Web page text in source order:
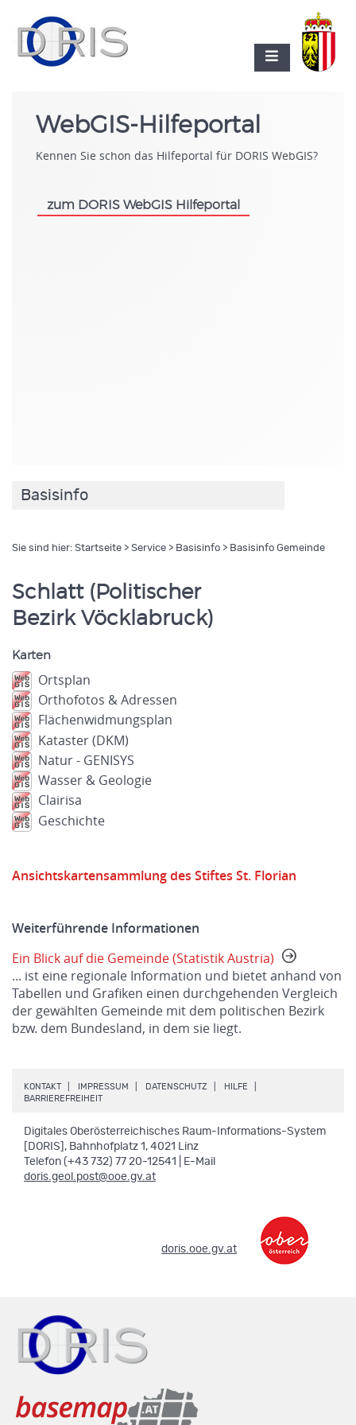
WebGIS-Hilfeportal
Kennen Sie schon das Hilfeportal für DORIS WebGIS?
zum DORIS WebGIS Hilfeportal
Basisinfo
Sie sind hier: Startseite > Service > Basisinfo > Basisinfo Gemeinde
Schlatt (Politischer
Bezirk Vöcklabruck)
Karten
Ortsplan
Orthofotos & Adressen
Flächenwidmungsplan
Kataster (DKM)
Natur - GENISYS
Wasser & Geologie
Clairisa
Geschichte
Ansichtskartensammlung des Stiftes St. Florian
Weiterführende Informationen
Ein Blick auf die Gemeinde (Statistik Austria)
... ist eine regionale Information und bietet anhand von
Tabellen und Grafiken einen durchgehenden Vergleich
der gewählten Gemeinde mit dem politischen Bezirk
bzw. dem Bundesland, in dem sie liegt.
KONTAKT IMPRESSUM DATENSCHUTZ HILFE
BARRIEREFREIHEIT.
Digitales Oberösterreichisches Raum-Informations-System
[DORIS], Bahnhofplatz 1, 4021 Linz
Telefon (+43 732) 77 20-12541 | E-Mail
doris.geol.post@ooe.gv.at
doris.ooe.gv.at.